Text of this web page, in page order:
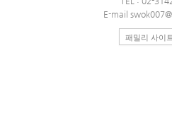
E-mail
패밀리 사이트